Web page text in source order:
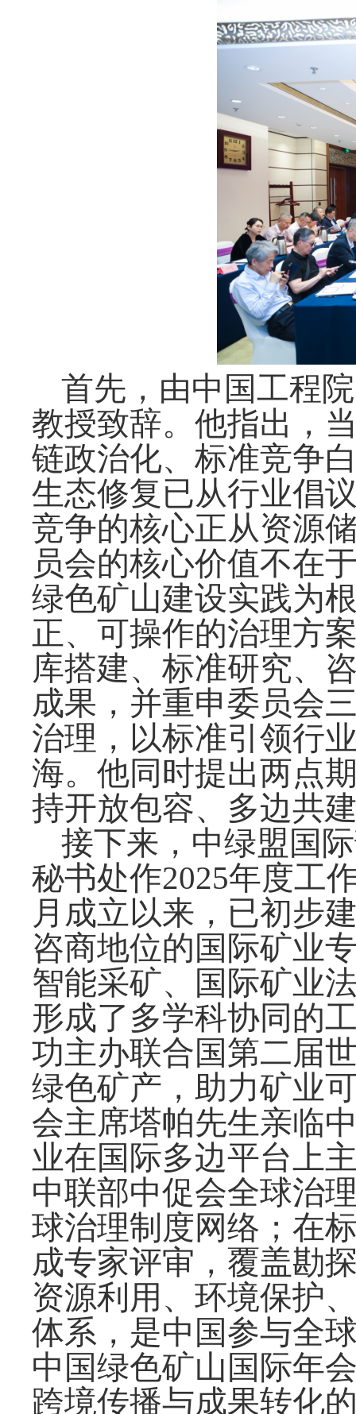
首先，由中国工程
教授致辞。他指出，
链政治化、标准竞争
生态修复已从行业倡
竞争的核心正从资源
员会的核心价值不在
绿色矿山建设实践为
正、可操作的治理方
库搭建、标准研究、
成果，并重申委员会
治理，以标准引领行
海。他同时提出两点
持开放包容、多边共
接下来，中绿盟国
秘书处作2025年度工
月成立以来，已初步
咨商地位的国际矿业
智能采矿、国际矿业
形成了多学科协同的
功主办联合国第二届
绿色矿产，助力矿业
会主席塔帕先生亲临
业在国际多边平台上
中联部中促会全球治
球治理制度网络；在
成专家评审，覆盖勘
资源利用、环境保护
体系，是中国参与全
中国绿色矿山国际年
跨境传播与成果转化